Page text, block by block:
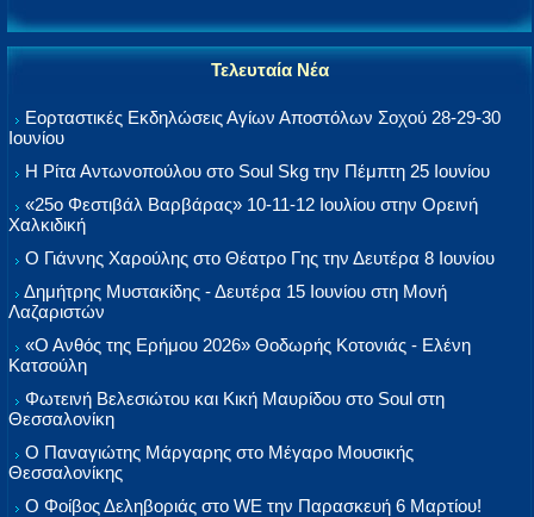
Τελευταία Νέα
Εορταστικές Εκδηλώσεις Αγίων Αποστόλων Σοχού 28-29-30
Ιουνίου
Η Ρίτα Αντωνοπούλου στο Soul Skg την Πέμπτη 25 Ιουνίου
«25ο Φεστιβάλ Βαρβάρας» 10-11-12 Ιουλίου στην Ορεινή
Χαλκιδική
Ο Γιάννης Χαρούλης στο Θέατρο Γης την Δευτέρα 8 Ιουνίου
Δημήτρης Μυστακίδης - Δευτέρα 15 Ιουνίου στη Μονή
Λαζαριστών
«Ο Ανθός της Ερήμου 2026» Θοδωρής Κοτονιάς - Ελένη
Κατσούλη
Φωτεινή Βελεσιώτου και Κική Μαυρίδου στο Soul στη
Θεσσαλονίκη
Ο Παναγιώτης Μάργαρης στο Μέγαρο Μουσικής
Θεσσαλονίκης
Ο Φοίβος Δεληβοριάς στο WE την Παρασκευή 6 Μαρτίου!